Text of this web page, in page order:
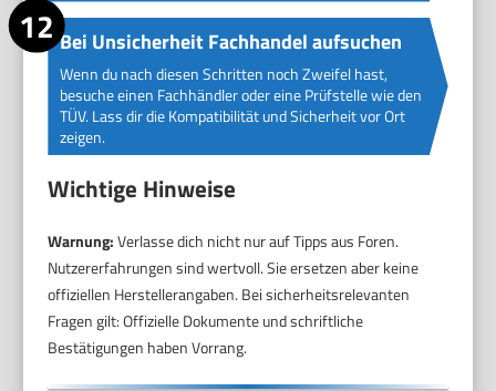
Bei Unsicherheit Fachhandel aufsuchen
Wenn du nach diesen Schritten noch Zweifel hast,
besuche einen Fachhändler oder eine Prüfstelle wie den
TÜV. Lass dir die Kompatibilität und Sicherheit vor Ort
zeigen.
Wichtige Hinweise
Warnung:Verlasse dich nicht nur auf Tipps aus Foren.
Nutzererfahrungen sind wertvoll. Sie ersetzen aber keine
offiziellen Herstellerangaben. Bei sicherheitsrelevanten
Fragen gilt: Offizielle Dokumente und schriftliche
Bestätigungen haben Vorrang.